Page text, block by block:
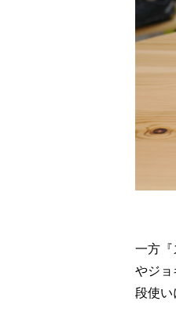
一方
やジ
段使い